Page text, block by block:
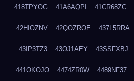
418TPYOG 41A6AQPI 41CR68ZC
42HIOZNV 42QOZROE 437L5RRA
43IP3TZ3 43OJ1AEY 43SSFXBJ
441OKOJO 4474ZR0W 4489NF37